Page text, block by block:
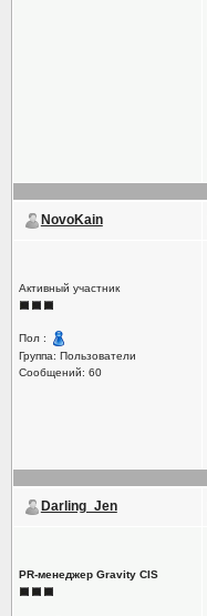
NovoKain
Активный участник
Пол :
Группа: Пользователи
Сообщений: 60
Darling_Jen
PR-менеджер Gravity CIS